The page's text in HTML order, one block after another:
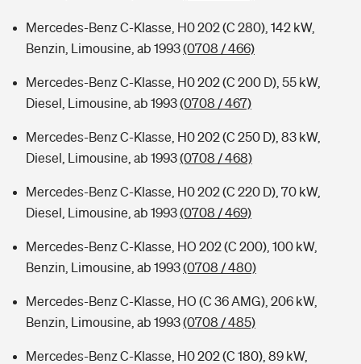
Typklassen: So ist Ihr Auto eingestuft
Sie haben Fragen?
Mercedes-Benz C-Klasse, H0 202 (C 280), 142 kW,
Benzin, Limousine, ab 1993(0708 / 466)
Mercedes-Benz C-Klasse, H0 202 (C 200 D), 55 kW,
Diesel, Limousine, ab 1993(0708 / 467)
Mercedes-Benz C-Klasse, H0 202 (C 250 D), 83 kW,
Diesel, Limousine, ab 1993(0708 / 468)
Mercedes-Benz C-Klasse, H0 202 (C 220 D), 70 kW,
Diesel, Limousine, ab 1993(0708 / 469)
Mercedes-Benz C-Klasse, HO 202 (C 200), 100 kW,
Benzin, Limousine, ab 1993(0708 / 480)
Mercedes-Benz C-Klasse, HO (C 36 AMG), 206 kW,
Benzin, Limousine, ab 1993(0708 / 485)
Mercedes-Benz C-Klasse, H0 202 (C 180), 89 kW,